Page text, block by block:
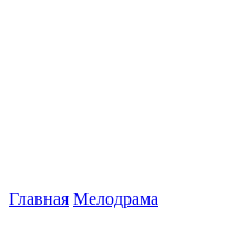
Главная Мелодрама